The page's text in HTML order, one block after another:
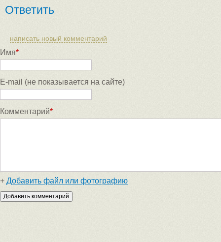
Ответить
написать новый комментарий
Имя*
E-mail (не показывается на сайте)
Комментарий*
+ Добавить файл или фотографию